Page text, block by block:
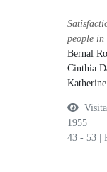
people in
Bernal
Cinthia
Katherine
1955
43 - 53
|